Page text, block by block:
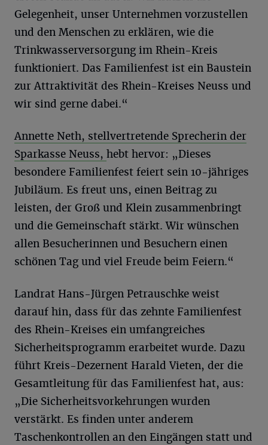
Gelegenheit, unser Unternehmen vorzustellen
und den Menschen zu erklären, wie die
Trinkwasserversorgung im Rhein-Kreis
funktioniert. Das Familienfest ist ein Baustein
zur Attraktivität des Rhein-Kreises Neuss und
wir sind gerne dabei.“
Annette Neth, stellvertretende Sprecherin der
Sparkasse Neuss, hebt hervor: „Dieses
besondere Familienfest feiert sein 10-jähriges
Jubiläum. Es freut uns, einen Beitrag zu
leisten, der Groß und Klein zusammenbringt
und die Gemeinschaft stärkt. Wir wünschen
allen Besucherinnen und Besuchern einen
schönen Tag und viel Freude beim Feiern.“
Landrat Hans-Jürgen Petrauschke weist
darauf hin, dass für das zehnte Familienfest
des Rhein-Kreises ein umfangreiches
Sicherheitsprogramm erarbeitet wurde. Dazu
führt Kreis-Dezernent Harald Vieten, der die
Gesamtleitung für das Familienfest hat, aus:
„Die Sicherheitsvorkehrungen wurden
verstärkt. Es finden unter anderem
Taschenkontrollen an den Eingängen statt und